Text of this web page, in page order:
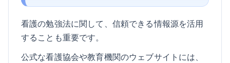
看護の勉強法に関して、信頼できる情報源を活用
することも重要です。
公式な看護協会や教育機関のウェブサイトには、